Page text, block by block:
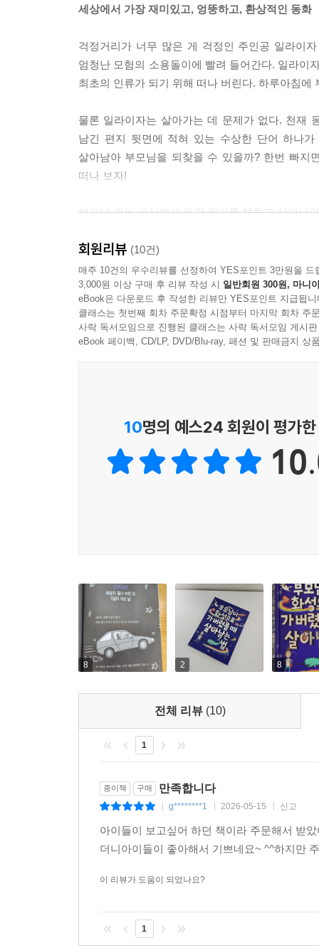
엄청 세게.
--- p.280
세상에서 가장 재미있고, 엉뚱하고, 환상적인 동화
걱정거리가 너무 많은 게 걱정인 주인공 일라이
엄청난 모험의 소용돌이에 빨려 들어간다. 일라이
최초의 인류가 되기 위해 떠나 버린다. 하루아침
물론 일라이자는 살아가는 데 문제가 없다. 천재
남긴 편지 뒷면에 적혀 있는 수상한 단어 하나
살아남아 부모님을 되찾을 수 있을까? 한번 빠
떠나 보자!
부모님 없는 세상에서 온갖 위기를 헤치고 살아남
일라이자의 모험은 말도 안 되는 전개로 가득하
흡혈 오징어가 주인공을 공격하고, 뇌를 조종하는
하지만 이 책은 주인공이 겪는 위기를 유쾌하고
모습은 자연스레 독자들을 웃음 짓게 한다. 특히
머트와 함께 지금껏 경험하지 못한 멋진 모험을 떠
“꼭 기억하렴. 넌 무엇이든 할 수 있다는 걸.”
일라이자의 아빠는 주인공에게 ‘두려움을 떨쳐
떠나 위험한 상황을 헤쳐 나가며 일라이자는 자
깨닫는다.
특별한 모험의 주인공이 되기 위해 반드시 특별
있다. 온갖 어려움을 이겨 내고 성장하는 주인공
것이다.
회원리뷰 (10건)
매주 10건의 우수리뷰를 선정하여 YES포인트 3만원을 드
3,000원 이상 구매 후 리뷰 작성 시 일반회원 300원, 마니
eBook은 다운로드 후 작성한 리뷰만 YES포인트 지급됩니
클래스는 첫번째 회차 주문확정 시점부터 마지막 회차 주
사락 독서모임으로 진행된 클래스는 사락 독서모임 게시
eBook 페이백, CD/LP, DVD/Blu-ray, 패션 및 판매금지 상
10명의 예스24 회원이 평가
8 2 8
전체 리뷰 (10)
1
종이책 구매 만족합니다
g********1 2026-05-15 신고
아이들이 보고싶어 하던 책이라 주문해서 받
더니아이들이 좋아해서 기쁘네요~ ^^하지만
이 리뷰가 도움이 되었나요?
1